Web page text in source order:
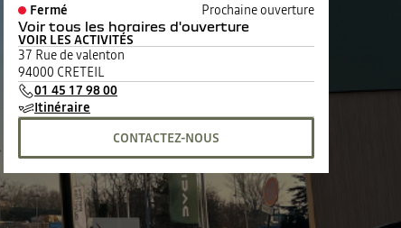
Fermé Prochaine ouverture
Voir tous les horaires d'ouverture
lundi 09:00 - 12:0013:30 - 19:00
mardi
mercredi
jeudi
vendredi
VOIR LES ACTIVITÉS
37 Rue de valenton
94000 CRETEIL
01 45 17 98 00
Itinéraire
CONTACTEZ-NOUS